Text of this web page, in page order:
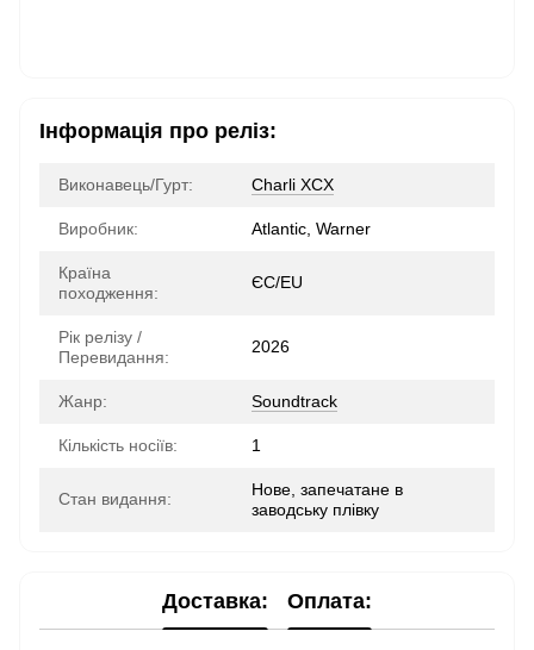
Інформація про реліз:
Виконавець/Гурт: Charli XCX
Виробник: Atlantic, Warner
Країна
походження:
ЄС/EU
Рік релізу /
Перевидання:
2026
Жанр: Soundtrack
Кількість носіїв: 1
Стан видання:
Нове, запечатане в
заводську плівку
Доставка: Оплата: